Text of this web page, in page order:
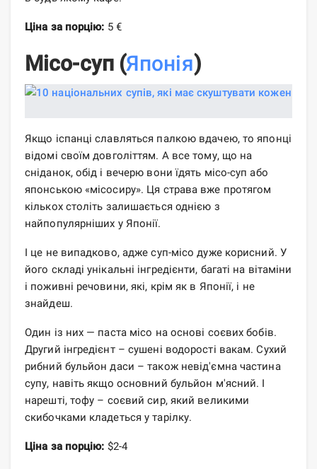
Ціна за порцію: 5 €
Місо-суп (Японія)
Якщо іспанці славляться палкою вдачею, то японці
відомі своїм довголіттям. А все тому, що на
сніданок, обід і вечерю вони їдять місо-суп або
японською «місосиру». Ця страва вже протягом
кількох століть залишається однією з
найпопулярніших у Японії.
І це не випадково, адже суп-місо дуже корисний. У
його складі унікальні інгредієнти, багаті на вітаміни
і поживні речовини, які, крім як в Японії, і не
знайдеш.
Один із них — паста місо на основі соєвих бобів.
Другий інгредієнт – сушені водорості вакам. Сухий
рибний бульйон даси – також невід'ємна частина
супу, навіть якщо основний бульйон м'ясний. І
нарешті, тофу – соєвий сир, який великими
скибочками кладеться у тарілку.
Ціна за порцію: $2-4